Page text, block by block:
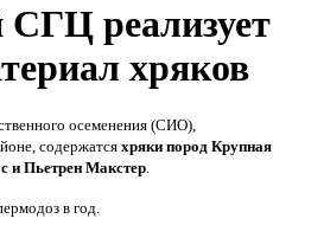
СГЦ реализует
хряков
осеменения (СИО),
содержатся хряки пород Крупная
и Пьетрен Макстер
в год.